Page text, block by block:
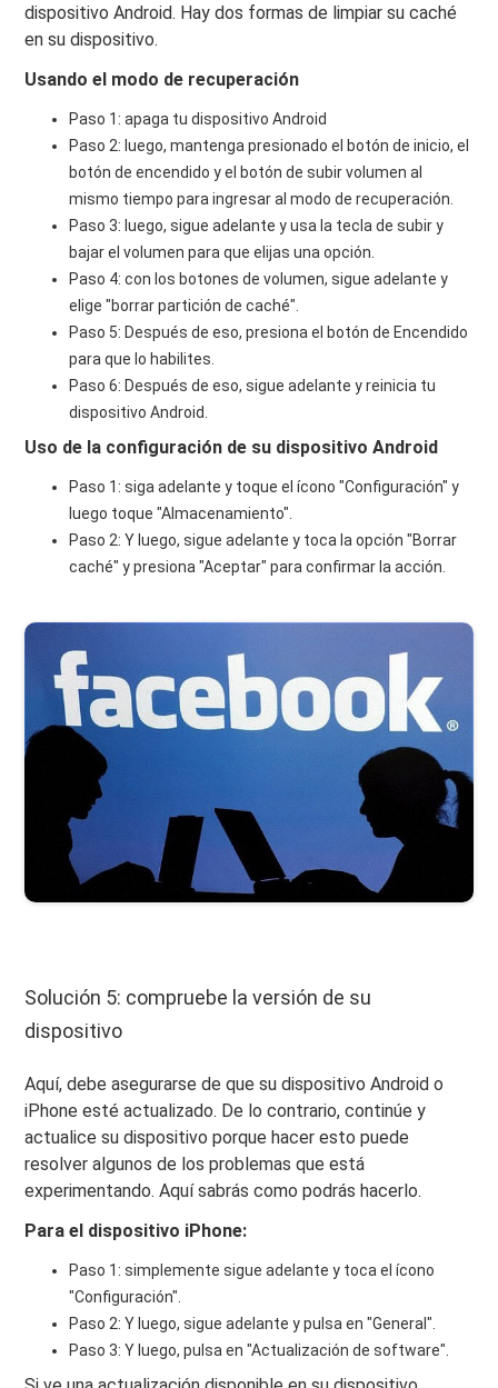
dispositivo Android. Hay dos formas de limpiar su caché
en su dispositivo.
Usando el modo de recuperación
Paso 1: apaga tu dispositivo Android
Paso 2: luego, mantenga presionado el botón de inicio, el
botón de encendido y el botón de subir volumen al
mismo tiempo para ingresar al modo de recuperación.
Paso 3: luego, sigue adelante y usa la tecla de subir y
bajar el volumen para que elijas una opción.
Paso 4: con los botones de volumen, sigue adelante y
elige "borrar partición de caché".
Paso 5: Después de eso, presiona el botón de Encendido
para que lo habilites.
Paso 6: Después de eso, sigue adelante y reinicia tu
dispositivo Android.
Uso de la configuración de su dispositivo Android
Paso 1: siga adelante y toque el ícono "Configuración" y
luego toque "Almacenamiento".
Paso 2: Y luego, sigue adelante y toca la opción "Borrar
caché" y presiona "Aceptar" para confirmar la acción.
Solución 5: compruebe la versión de su
dispositivo
Aquí, debe asegurarse de que su dispositivo Android o
iPhone esté actualizado. De lo contrario, continúe y
actualice su dispositivo porque hacer esto puede
resolver algunos de los problemas que está
experimentando. Aquí sabrás como podrás hacerlo.
Para el dispositivo iPhone:
Paso 1: simplemente sigue adelante y toca el ícono
"Configuración".
Paso 2: Y luego, sigue adelante y pulsa en "General".
Paso 3: Y luego, pulsa en "Actualización de software".